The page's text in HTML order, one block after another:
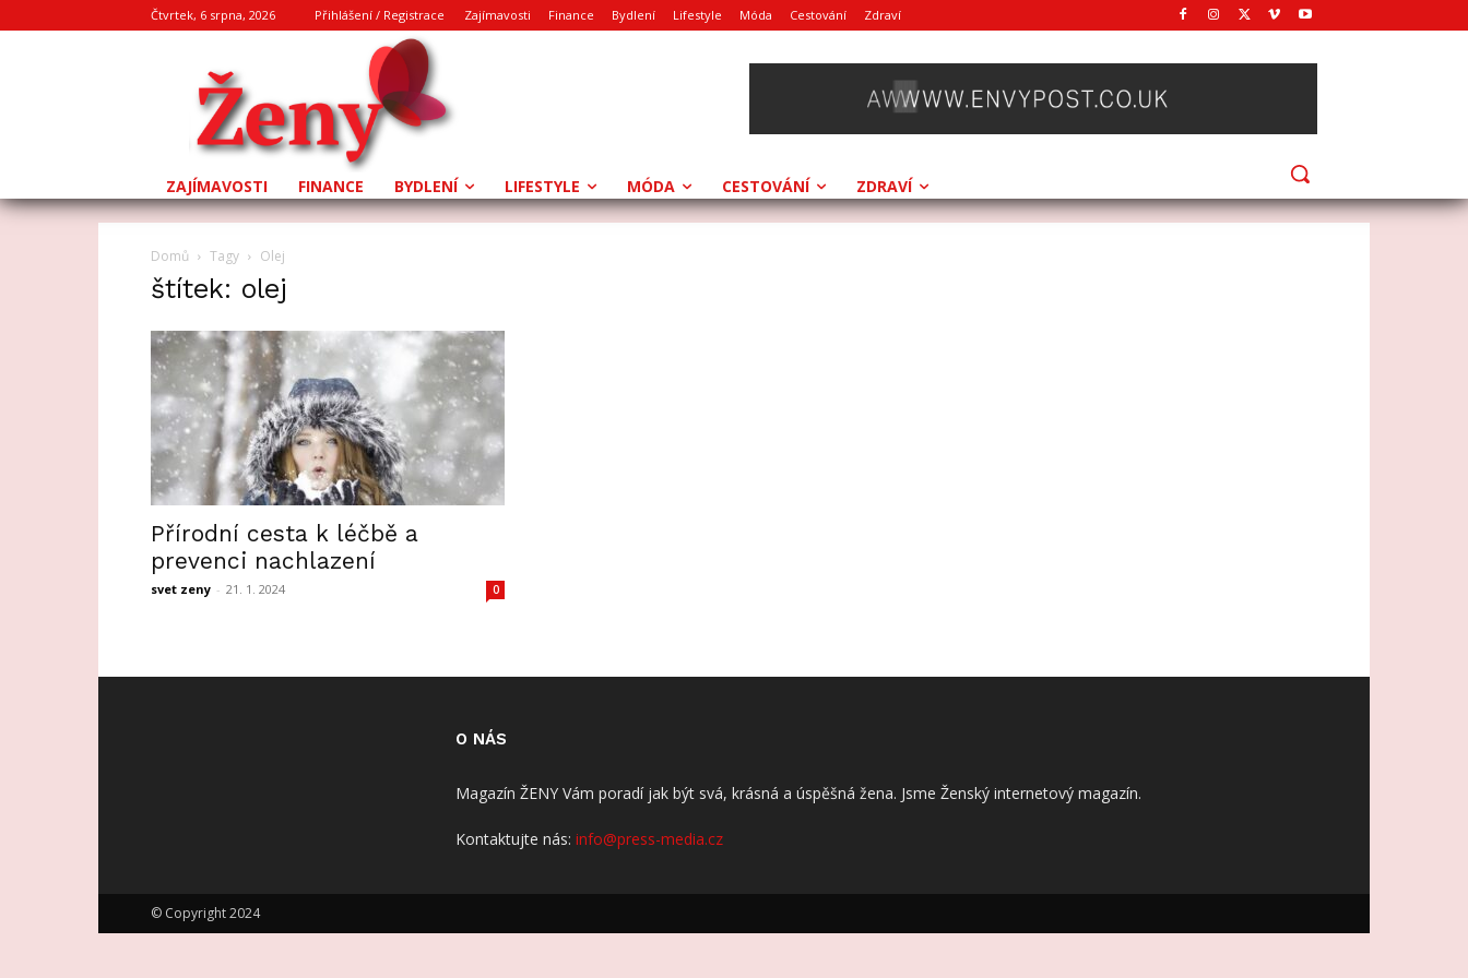
Čtvrtek, 6 srpna, 2026 Přihlášení / Registrace Zajímavosti Finance Bydlení Lifestyle Móda Cestování Zdraví
ZAJÍMAVOSTI FINANCE BYDLENÍ LIFESTYLE MÓDA CESTOVÁNÍ ZDRAVÍ
Domů Tagy Olej
štítek: olej
Přírodní cesta k léčbě a
prevenci nachlazení
svet zeny - 21. 1. 2024 0
O NÁS
Magazín ŽENY Vám poradí jak být svá, krásná a úspěšná žena. Jsme Ženský internetový magazín.
Kontaktujte nás: info@press-media.cz
© Copyright 2024